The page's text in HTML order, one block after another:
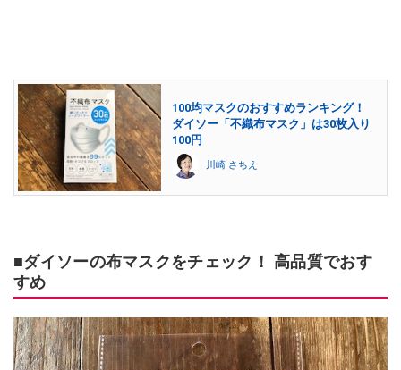
100均マスクのおすすめランキング！
ダイソー「不織布マスク」は30枚入り
100円
川崎 さちえ
■ダイソーの布マスクをチェック！ 高品質でおす
すめ